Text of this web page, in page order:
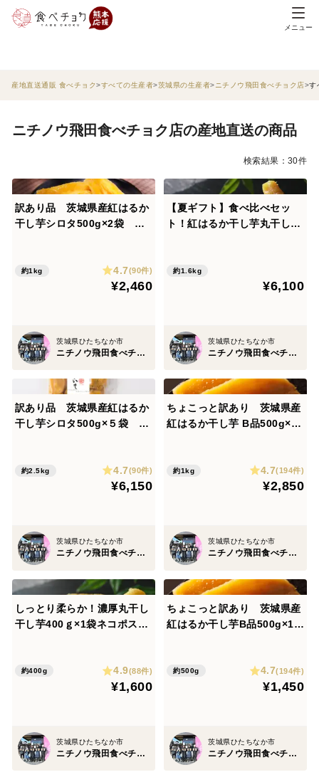
メニュー
産地直送通販 食べチョク すべての生産者 茨城県の生産者 ニチノウ飛田食べチョク店 す
ニチノウ飛田食べチョク店の産地直送の商品
検索結果：30件
訳あり品 茨城県産紅はるか
干し芋シロタ500g×2袋 ネ
約1kg 4.7(90件)
¥2,460
茨城県ひたちなか市
ニチノウ飛田食べチョク店
【夏ギフト】食べ比べセッ
ト！紅はるか干し芋丸干し40
約1.6kg
¥6,100
茨城県ひたちなか市
ニチノウ飛田食べチョク店
訳あり品 茨城県産紅はるか
干し芋シロタ500g×５袋 お
約2.5kg 4.7(90件)
¥6,150
茨城県ひたちなか市
ニチノウ飛田食べチョク店
ちょこっと訳あり 茨城県産
紅はるか干し芋 B品500g×2
約1kg 4.7(194件)
¥2,850
茨城県ひたちなか市
ニチノウ飛田食べチョク店
しっとり柔らか！濃厚丸干し
干し芋400ｇ×1袋ネコポス
約400g 4.9(88件)
¥1,600
茨城県ひたちなか市
ニチノウ飛田食べチョク店
ちょこっと訳あり 茨城県産
紅はるか干し芋B品500g×1
約500g 4.7(194件)
¥1,450
茨城県ひたちなか市
ニチノウ飛田食べチョク店